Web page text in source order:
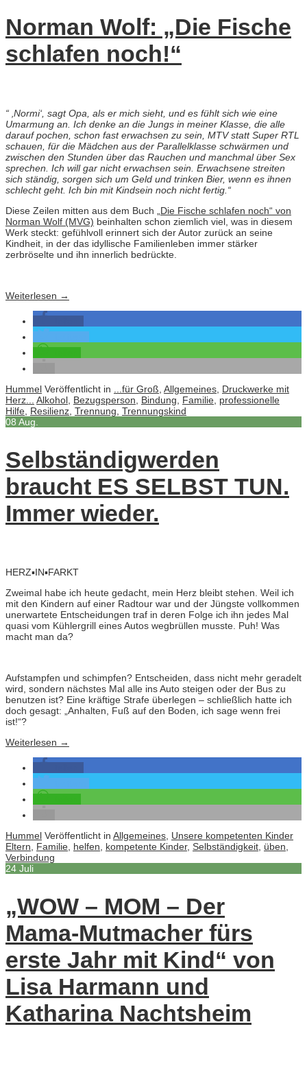
Norman Wolf: „Die Fische
schlafen noch!“
“ ‚Normi‘, sagt Opa, als er mich sieht, und es fühlt sich wie eine
Umarmung an. Ich denke an die Jungs in meiner Klasse, die alle
darauf pochen, schon fast erwachsen zu sein, MTV statt Super RTL
schauen, für die Mädchen aus der Parallelklasse schwärmen und
zwischen den Stunden über das Rauchen und manchmal über Sex
sprechen. Ich will gar nicht erwachsen sein. Erwachsene streiten
sich ständig, sorgen sich um Geld und trinken Bier, wenn es ihnen
schlecht geht. Ich bin mit Kindsein noch nicht fertig.“
Diese Zeilen mitten aus dem Buch
„Die Fische schlafen noch“ von
Norman Wolf (MVG) beinhalten schon ziemlich viel, was in diesem
Werk steckt: gefühlvoll erinnert sich der Autor zurück an seine
Kindheit, in der das idyllische Familienleben immer stärker
zerbröselte und ihn innerlich bedrückte.
Weiterlesen →
Hummel Veröffentlicht in ...für Groß Allgemeines Druckwerke mit
Herz...
Alkohol Bezugsperson Bindung Familie professionelle
Hilfe Resilienz Trennung Trennungskind
08 Aug.
Selbständigwerden
braucht ES SELBST TUN.
Immer wieder.
HERZ▪IN▪FARKT
Zweimal habe ich heute gedacht, mein Herz bleibt stehen. Weil ich
mit den Kindern auf einer Radtour war und der Jüngste vollkommen
unerwartete Entscheidungen traf in deren Folge ich ihn jedes Mal
quasi vom Kühlergrill eines Autos wegbrüllen musste. Puh! Was
macht man da?
Aufstampfen und schimpfen? Entscheiden, dass nicht mehr geradelt
wird, sondern nächstes Mal alle ins Auto steigen oder der Bus zu
benutzen ist? Eine kräftige Strafe überlegen – schließlich hatte ich
doch gesagt: „Anhalten, Fuß auf den Boden, ich sage wenn frei
ist!“?
Weiterlesen →
Hummel Veröffentlicht in Allgemeines Unsere kompetenten Kinder
Eltern
Familie helfen kompetente Kinder, Selbständigkeit üben
Verbindung
24 Juli
„WOW – MOM – Der
Mama-Mutmacher fürs
erste Jahr mit Kind“ von
Lisa Harmann und
Katharina Nachtsheim